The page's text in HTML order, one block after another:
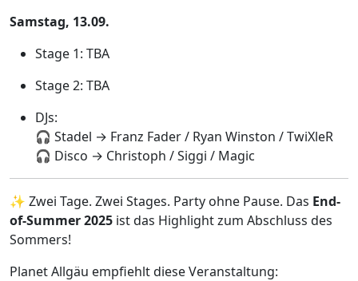
Samstag, 13.09.
Stage 1: TBA
Stage 2: TBA
DJs:
🎧 Stadel → Franz Fader / Ryan Winston / TwiXleR
🎧 Disco → Christoph / Siggi / Magic
✨ Zwei Tage. Zwei Stages. Party ohne Pause. Das End-
of-Summer 2025 ist das Highlight zum Abschluss des
Sommers!
Planet Allgäu empfiehlt diese Veranstaltung: